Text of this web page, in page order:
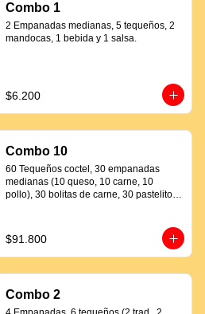
Combo 1
2 Empanadas medianas, 5 tequeños, 2
mandocas, 1 bebida y 1 salsa.
$6.200
Combo 10
60 Tequeños coctel, 30 empanadas
medianas (10 queso, 10 carne, 10
pollo), 30 bolitas de carne, 30 pastelitos
$91.800
Combo 2